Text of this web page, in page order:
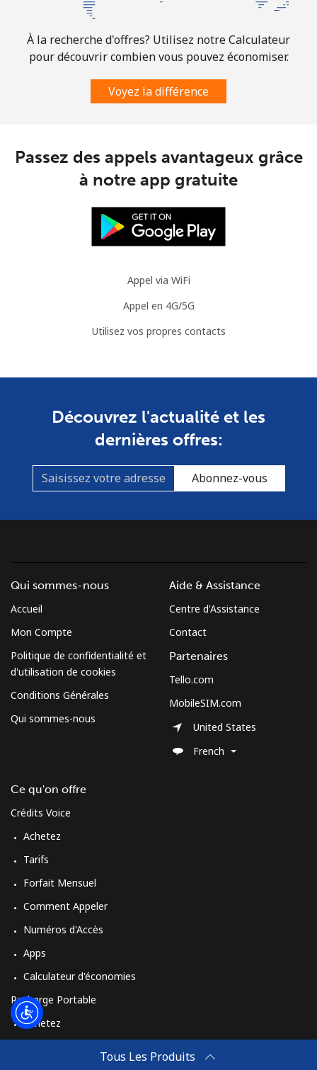
À la recherche d'offres? Utilisez notre Calculateur
pour découvrir combien vous pouvez économiser.
Voyez la différence
Passez des appels avantageux grâce
à notre app gratuite
Appel via WiFi
Appel en 4G/5G
Utilisez vos propres contacts
Découvrez l'actualité et les
dernières offres:
Abonnez-vous
Tous Les Produits
Qui sommes-nous
Accueil
Mon Compte
Politique de confidentialité et
d'utilisation de cookies
Conditions Générales
Qui sommes-nous
Ce qu'on offre
Crédits Voice
Achetez
Tarifs
Forfait Mensuel
Comment Appeler
Numéros d'Accès
Apps
Calculateur d'économies
Recharge Portable
Achetez
Aide & Assistance
Centre d'Assistance
Contact
Partenaires
Tello.com
MobileSIM.com
United States
French